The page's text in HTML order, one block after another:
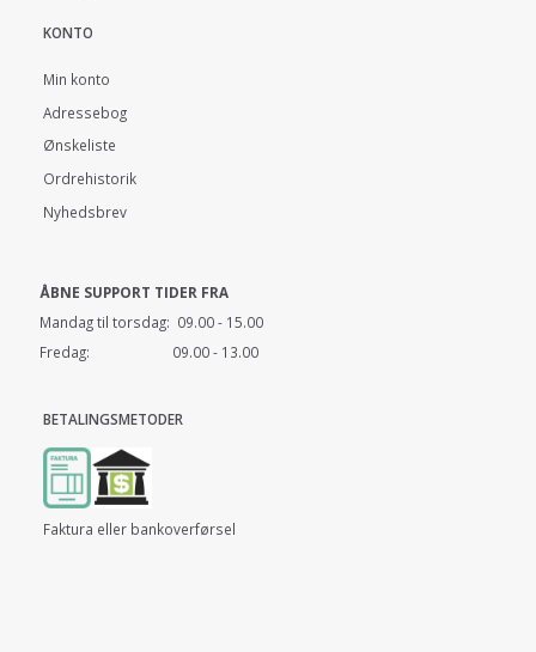
KONTO
Min konto
Adressebog
Ønskeliste
Ordrehistorik
Nyhedsbrev
ÅBNE SUPPORT TIDER FRA
Mandag til torsdag: 09.00 - 15.00
Fredag: 09.00 - 13.00
BETALINGSMETODER
Faktura eller bankoverførsel